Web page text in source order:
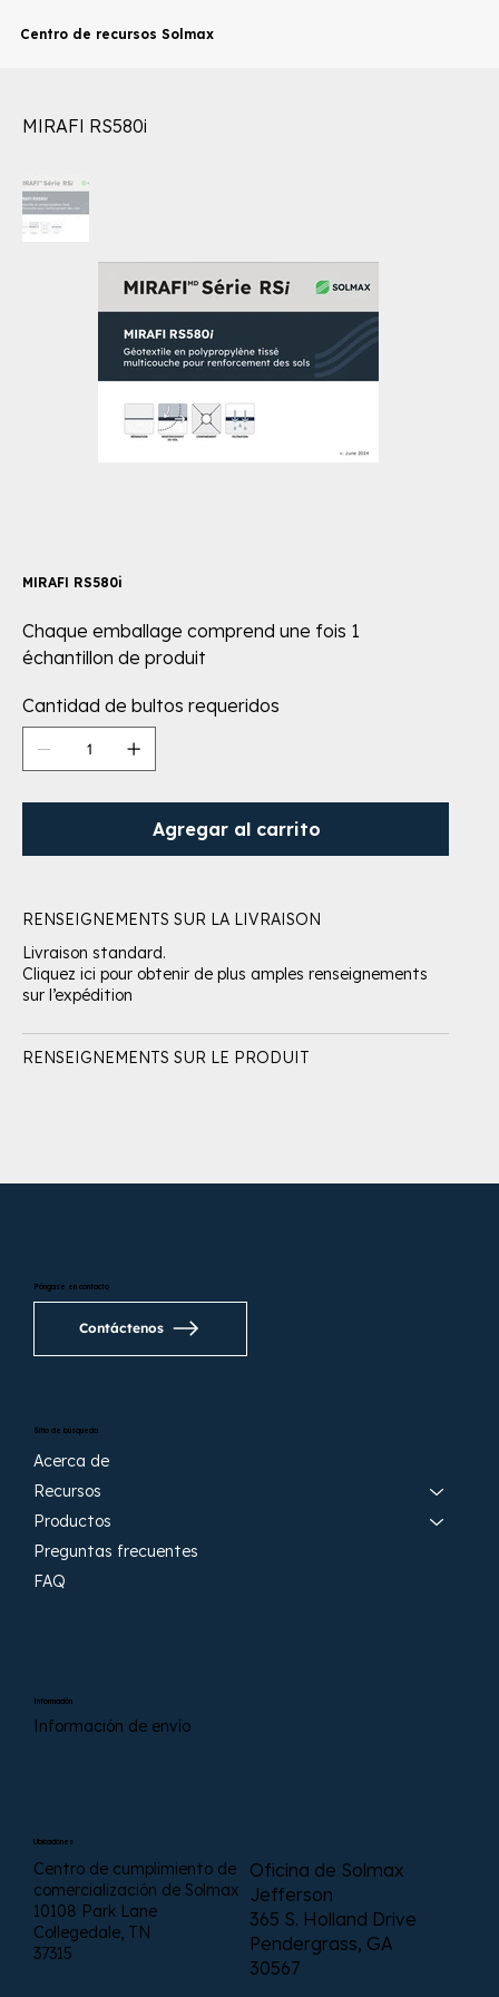
Centro de recursos Solmax
MIRAFI RS580i
MIRAFI RS580i
Chaque emballage comprend une fois 1
échantillon de produit
Cantidad de bultos requeridos
Agregar al carrito
RENSEIGNEMENTS SUR LA LIVRAISON
Livraison standard.
Cliquez ici pour obtenir de plus amples renseignements
sur l’expédition
RENSEIGNEMENTS SUR LE PRODUIT
Ubicaciones
Centro de cumplimiento de
comercialización de Solmax
10108 Park Lane
Collegedale, TN
37315
Oficina de Solmax
Jefferson
365 S. Holland Drive
Pendergrass, GA
30567
Sitio de búsqueda
Acerca de
Recursos
Productos
Preguntas frecuentes
FAQ
Información
Información de envío
Póngase en contacto
Contáctenos